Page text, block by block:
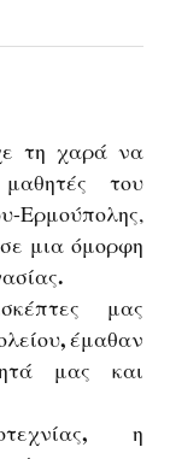
τη χαρά να
μαθητές του
Ερμούπολης,
μια όμορφη
.
μας
,έμαθαν
μας και
, η